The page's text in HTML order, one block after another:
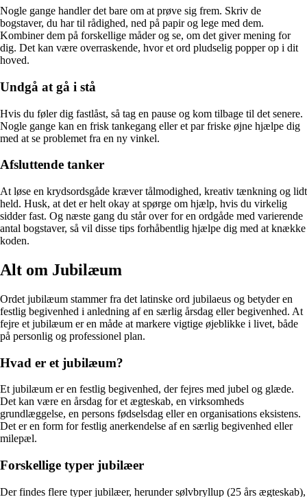
Nogle gange handler det bare om at prøve sig frem. Skriv de
bogstaver, du har til rådighed, ned på papir og lege med dem.
Kombiner dem på forskellige måder og se, om det giver mening for
dig. Det kan være overraskende, hvor et ord pludselig popper op i dit
hoved.
Undgå at gå i stå
Hvis du føler dig fastlåst, så tag en pause og kom tilbage til det senere.
Nogle gange kan en frisk tankegang eller et par friske øjne hjælpe dig
med at se problemet fra en ny vinkel.
Afsluttende tanker
At løse en krydsordsgåde kræver tålmodighed, kreativ tænkning og lidt
held. Husk, at det er helt okay at spørge om hjælp, hvis du virkelig
sidder fast. Og næste gang du står over for en ordgåde med varierende
antal bogstaver, så vil disse tips forhåbentlig hjælpe dig med at knække
koden.
Alt om Jubilæum
Ordet jubilæum stammer fra det latinske ord jubilaeus og betyder en
festlig begivenhed i anledning af en særlig årsdag eller begivenhed. At
fejre et jubilæum er en måde at markere vigtige øjeblikke i livet, både
på personlig og professionel plan.
Hvad er et jubilæum?
Et jubilæum er en festlig begivenhed, der fejres med jubel og glæde.
Det kan være en årsdag for et ægteskab, en virksomheds
grundlæggelse, en persons fødselsdag eller en organisations eksistens.
Det er en form for festlig anerkendelse af en særlig begivenhed eller
milepæl.
Forskellige typer jubilæer
Der findes flere typer jubilæer, herunder sølvbryllup (25 års ægteskab),